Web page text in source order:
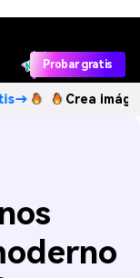
Probar gratis
Crea imágenes IA